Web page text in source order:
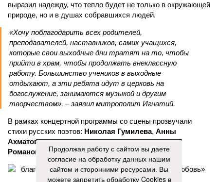
выразил надежду, что тепло будет не только в окружающей
природе, но и в душах собравшихся людей.
«Хочу поблагодарить всех родителей,
преподавателей, наставников, самих учащихся,
которые свои выходные дни тратят на то, чтобы
прийти в храм, чтобы продолжать внеклассную
работу. Большинство учеников в выходные
отдыхают, а эти ребята идут в церковь на
богослужение, занимаются музыкой и другим
творчеством», – заявил митрополит Игнатий.
В рамках концертной программы со сцены прозвучали
стихи русских поэтов: Николая Гумилева, Анны
Ахматовой,Бориса ПастернакаиКонстантина
Романова
Продолжая работу с сайтом вы даете
согласие на обработку данных нашим
сайтом и сторонними ресурсами. Вы
можете запретить обработку Cookies в